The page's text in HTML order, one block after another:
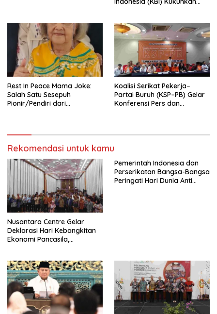
Tema: “Penguatan dan
Pengembangan Organisasi
KBI yang Berbasis Riset di
seluruh Indonesia dan
Mancanegara”.
Rest In Peace Mama Joke:
Salah Satu Sesepuh
Pionir/Pendiri dari
Kasih Allah.
Koalisi Serikat Pekerja–
Partai Buruh (KSP–PB) Gelar
Konferensi Pers dan
RUU Ketenagakerjaan Baru.
Rekomendasi untuk kamu
Nusantara Centre Gelar
Deklarasi Hari Kebangkitan
Ekonomi Pancasila,
Penjajahan (Pergolakan
Ekonomi Politik Indonesia) &
Simposium Nasional “Urgensi
Undang-Undang
Perekonomian Nasional dan
Kesejahteraan Sosial dalam
Pemerintah Indonesia dan
Perserikatan Bangsa-Bangsa
Peringati Hari Dunia Anti